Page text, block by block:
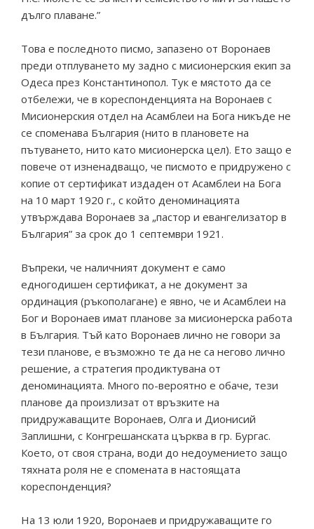
дълго плаване.”
Това е последното писмо, запазено от Воронаев
преди отплуването му задно с мисионерския екип за
Одеса през Константинопол. Тук е мястото да се
отбележи, че в кореспонденцията на Воронаев с
Мисионерския отдел на Асамблеи на Бога никъде не
се споменава България (нито в плановете на
пътуването, нито като мисионерска цел). Ето защо е
повече от изненадващо, че писмото е придружено с
копие от сертификат издаден от Асамблеи на Бога
на 10 март 1920 г., с който деноминацията
утвърждава Воронаев за „пастор и евангелизатор в
България” за срок до 1 септември 1921.
Въпреки, че наличният документ е само
едногодишен сертификат, а не документ за
ординация (ръкополагане) е явно, че и Асамблеи на
Бог и Воронаев имат планове за мисионерска работа
в България. Тъй като Воронаев лично не говори за
тези планове, е възможно те да не са негово лично
решение, а стратегия продиктувана от
деноминацията. Много по-вероятно е обаче, тези
планове да произлизат от връзките на
придружаващите Воронаев, Олга и Дионисий
Заплишни, с Конгрешанската църква в гр. Бургас.
Което, от своя страна, води до недоумението защо
тяхната роля не е спомената в настоящата
кореспонденция?
На 13 юли 1920, Воронаев и придружаващите го